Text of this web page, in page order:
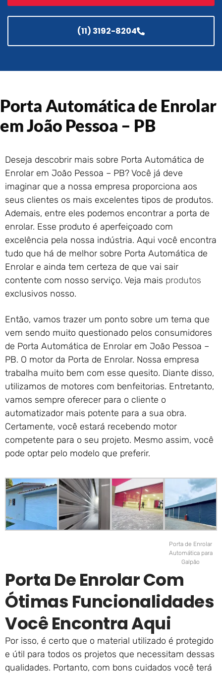
Portão de Garagem de
Enrolar em São Gonçalo – RJ
Portão de Garagem de
Enrolar em Petrópolis – RJ
Portão de Garagem de
Enrolar em Paraty – RJ
Enrolar em Nova Iguaçu – RJ
Portão de Garagem de
Enrolar em Nova Friburgo –
(11) 3192-8204
Porta Automática de Enrolar
em João Pessoa – PB
Deseja descobrir mais sobre Porta Automática de
Enrolar em João Pessoa – PB? Você já deve
imaginar que a nossa empresa proporciona aos
seus clientes os mais excelentes tipos de produtos.
Ademais, entre eles podemos encontrar a porta de
enrolar. Esse produto é aperfeiçoado com
excelência pela nossa indústria. Aqui você encontra
tudo que há de melhor sobre Porta Automática de
Enrolar e ainda tem certeza de que vai sair
contente com nosso serviço. Veja mais produtos
exclusivos nosso.
Então, vamos trazer um ponto sobre um tema que
vem sendo muito questionado pelos consumidores
de Porta Automática de Enrolar em João Pessoa –
PB. O motor da Porta de Enrolar. Nossa empresa
trabalha muito bem com esse quesito. Diante disso,
utilizamos de motores com benfeitorias. Entretanto,
vamos sempre oferecer para o cliente o
automatizador mais potente para a sua obra.
Certamente, você estará recebendo motor
competente para o seu projeto. Mesmo assim, você
pode optar pelo modelo que preferir.
Porta de Enrolar
Automática para
Galpão
Porta De Enrolar Com
Ótimas Funcionalidades
Você Encontra Aqui
Por isso, é certo que o material utilizado é protegido
e útil para todos os projetos que necessitam dessas
qualidades. Portanto, com bons cuidados você terá